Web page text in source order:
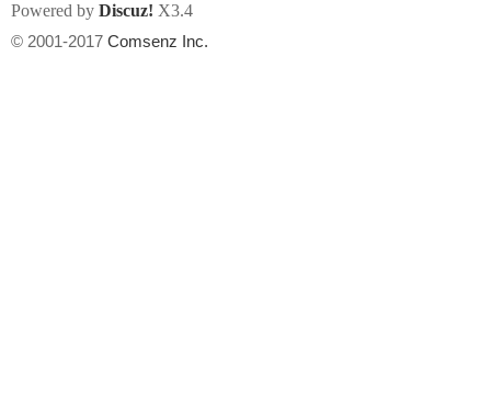
Powered by Discuz! X3.4
© 2001-2017 Comsenz Inc.